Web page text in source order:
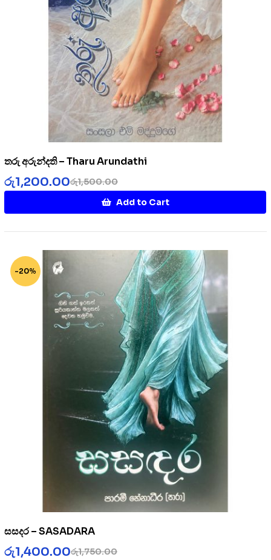
තරු අරුන්දති – Tharu Arundathi
රු1,500.00
රු1,200.00
Add to Cart
-20%
සසදර – SASADARA
රු1,750.00
රු1,400.00